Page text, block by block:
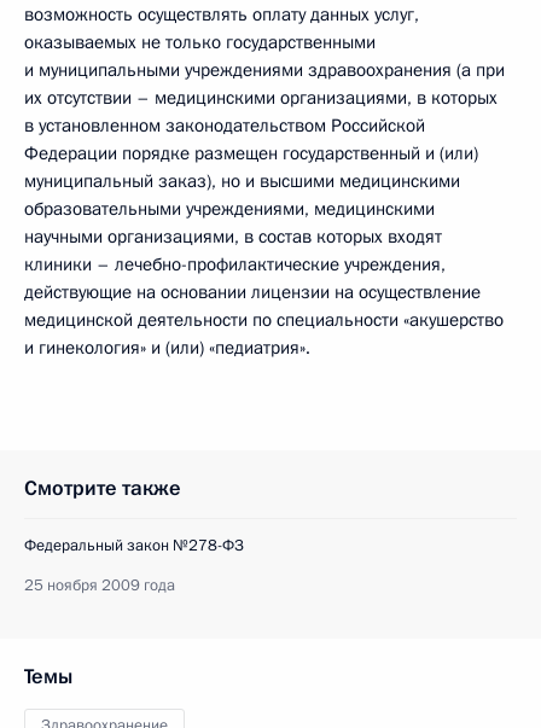
возможность осуществлять оплату данных услуг,
оказываемых не только государственными
и муниципальными учреждениями здравоохранения (а при
их отсутствии – медицинскими организациями, в которых
в установленном законодательством Российской
Федерации порядке размещен государственный и (или)
муниципальный заказ), но и высшими медицинскими
образовательными учреждениями, медицинскими
научными организациями, в состав которых входят
клиники – лечебно-профилактические учреждения,
действующие на основании лицензии на осуществление
медицинской деятельности по специальности «акушерство
и гинекология» и (или) «педиатрия».
Смотрите также
Федеральный закон №278-ФЗ
25 ноября 2009 года
Темы